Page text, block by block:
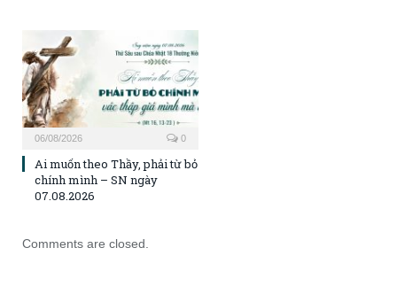
06/08/2026 0
Ai muốn theo Thầy, phải từ bỏ
chính mình – SN ngày
07.08.2026
Comments are closed.